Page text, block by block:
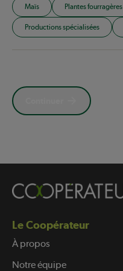
Maïs Plantes fourragères
Productions spécialisées
Le Coopérateur
À propos
Notre équipe